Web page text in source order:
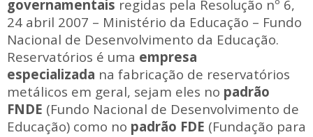
governamentais regidas pela Resolução nº 6,
24 abril 2007 – Ministério da Educação – Fundo
Nacional de Desenvolvimento da Educação.
Reservatórios é uma empresa
especializada na fabricação de reservatórios
metálicos em geral, sejam eles no padrão
FNDE (Fundo Nacional de Desenvolvimento de
Educação) como no padrão FDE (Fundação para